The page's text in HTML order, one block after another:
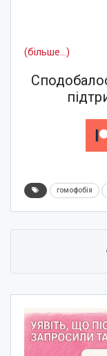
(більше…)
гомофобія